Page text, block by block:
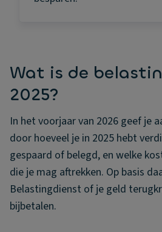
Wat is de
2025?
In het voorjaar van 2026 geef je
door hoeveel je in 2025 hebt
gespaard of belegd, en welke
die je mag aftrekken. Op basis
Belastingdienst of je geld
bijbetalen.